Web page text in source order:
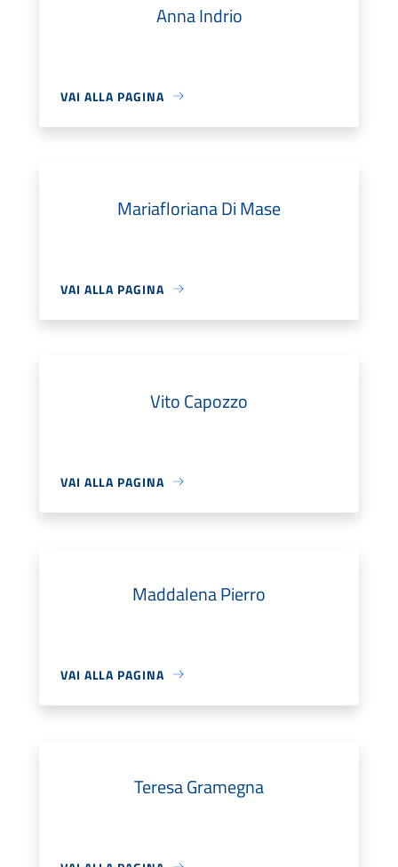
Anna Indrio
VAI ALLA PAGINA
Mariafloriana Di Mase
VAI ALLA PAGINA
Vito Capozzo
VAI ALLA PAGINA
Maddalena Pierro
VAI ALLA PAGINA
Teresa Gramegna